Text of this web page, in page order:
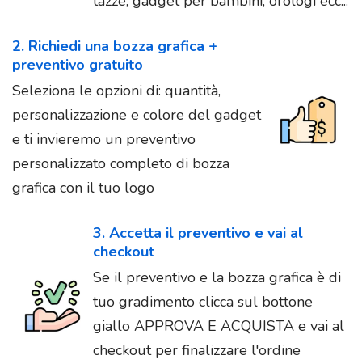
2. Richiedi una bozza grafica +
preventivo gratuito
Seleziona le opzioni di: quantità,
personalizzazione e colore del gadget
e ti invieremo un preventivo
personalizzato completo di bozza
grafica con il tuo logo
3. Accetta il preventivo e vai al
checkout
Se il preventivo e la bozza grafica è di
tuo gradimento clicca sul bottone
giallo APPROVA E ACQUISTA e vai al
checkout per finalizzare l'ordine